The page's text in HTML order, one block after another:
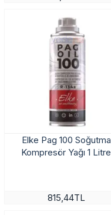
Elke Pag 100 Soğutma
Kompresör Yağı 1 Litre
815,44TL